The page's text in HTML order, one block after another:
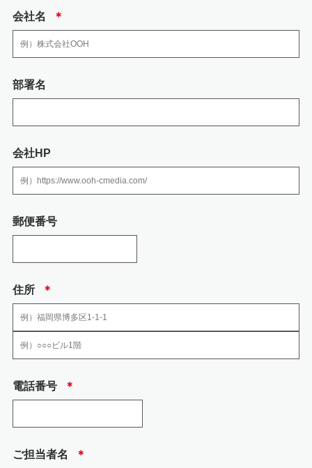
内、提供その他を実施するため
3.個人情報の取り扱いの委託
弊社の業務の全部または一部を外部に業務委託する際、弊社は、個人情報を
4.個人情報を提供される事の任意性について
る可能性がありますので予めご了承ください。
当社の加入する認定個人情報保護団体はありません。
6.安全管理のために講じた措置
関する規程を定め以下の措置を講じております。
(1) 組織的安全管理措置
・ 取得、利用、保存、提供、削除・廃棄等の段階ごとに、取扱方法、責任
会社名 ＊
部署名
会社HP
郵便番号
住所 ＊
電話番号 ＊
ご担当者名 ＊